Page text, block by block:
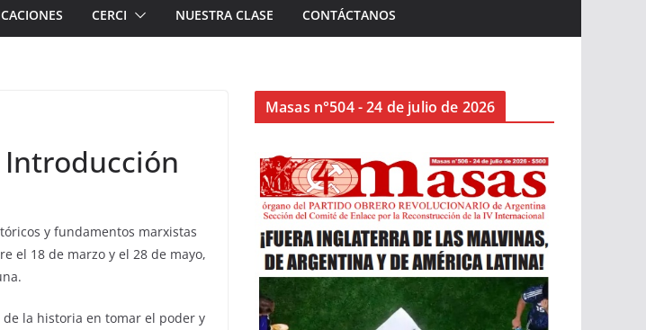
CERCI NUESTRA CLASE CONTÁCTANOS
Introducción
y fundamentos marxistas
el 18 de marzo y el 28 de mayo,
la historia en tomar el poder y
Masas n°504 - 24 de julio de 2026